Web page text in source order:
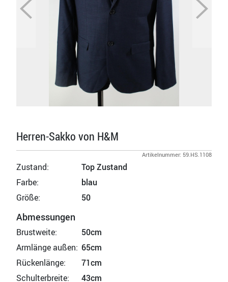
Herren-Sakko von H&M
Artikelnummer: 59.HS.1108
Zustand:
Top Zustand
Farbe:
blau
Größe:
50
Abmessungen
Brustweite:
50cm
Armlänge außen: 65cm
Rückenlänge:
71cm
Schulterbreite:
43cm